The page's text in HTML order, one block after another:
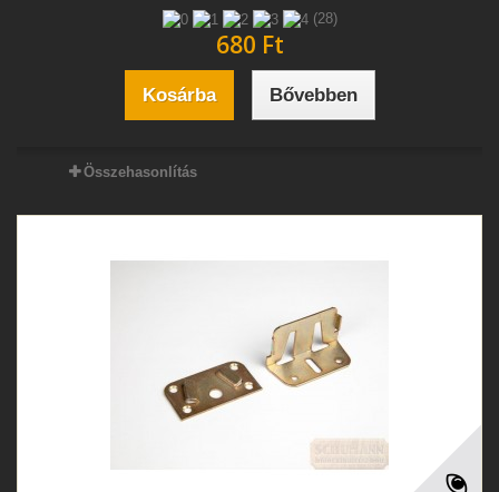
(28)
680 Ft‎
Kosárba Bővebben
Összehasonlítás